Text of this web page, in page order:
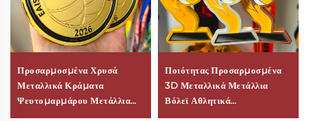
Προσαρμοσμένα Χρυσά
Μεταλλικά Κράματα
Ψευτομαρμάρου Μετάλλια
Ποιότητας Προσαρμοσμένα
3D Μεταλλικά Μετάλλια
Βόλεϊ Αθλητικά